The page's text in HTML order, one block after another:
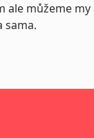
můžeme
sama.